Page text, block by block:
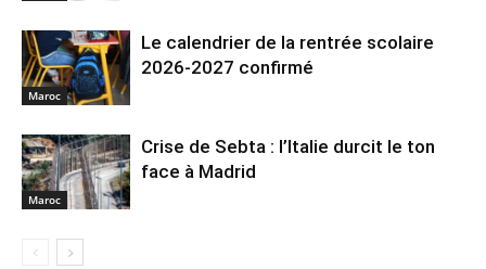
Maroc
Le calendrier de la rentrée scolaire
2026-2027 confirmé
Maroc
Crise de Sebta : l’Italie durcit le ton
face à Madrid